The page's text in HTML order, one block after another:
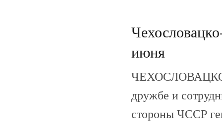
июня
дружбе и
стороны ЧССР